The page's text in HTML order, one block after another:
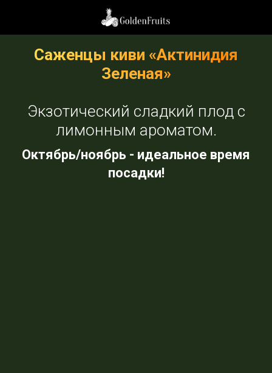
Саженцы киви «Актинидия
Зеленая»
Экзотический сладкий плод с
лимонным ароматом.
Октябрь/ноябрь - идеальное время
посадки!